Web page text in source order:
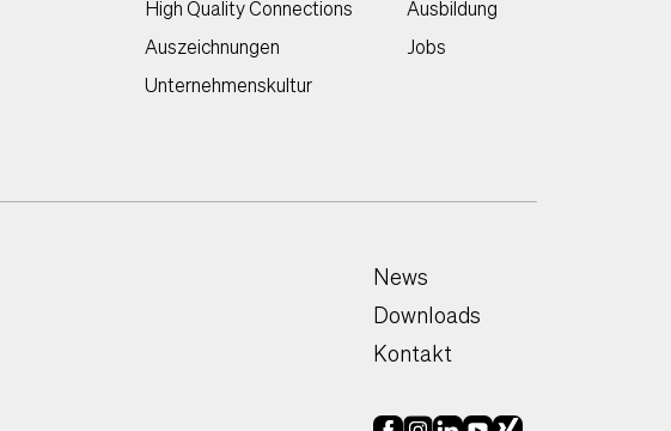
High Quality Connections
Auszeichnungen
Unternehmenskultur
Ausbildung
Jobs
News
Downloads
Kontakt